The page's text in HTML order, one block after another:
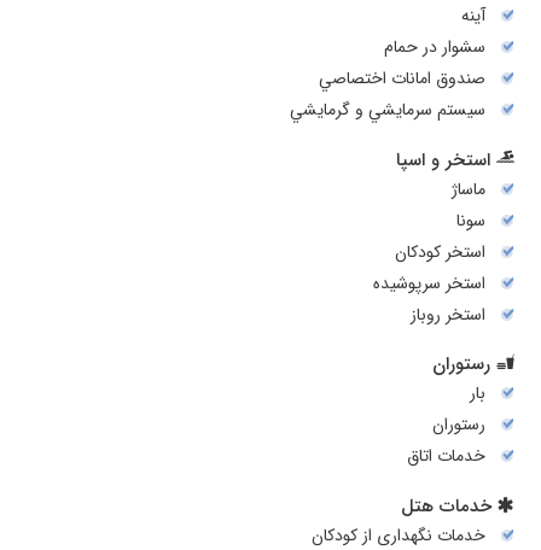
آینه
سشوار در حمام
صندوق امانات اختصاصي
سيستم سرمايشي و گرمايشي
استخر و اسپا
ماساژ
سونا
استخر کودکان
استخر سرپوشیده
استخر روباز
رستوران
بار
رستوران
خدمات اتاق
خدمات هتل
خدمات نگهداری از کودکان